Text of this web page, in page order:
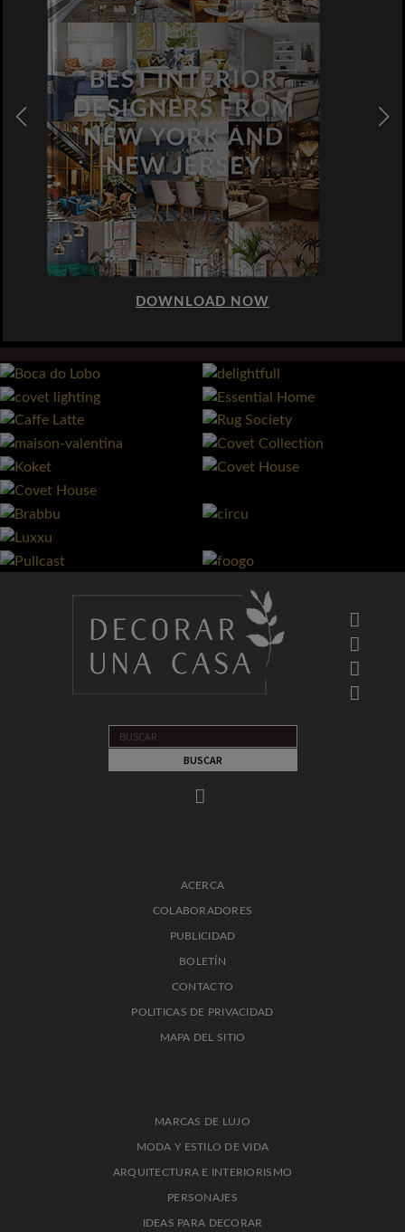
DOWNLOAD NOW
ACERCA
COLABORADORES
PUBLICIDAD
BOLETÍN
CONTACTO
POLITICAS DE PRIVACIDAD
MAPA DEL SITIO
MARCAS DE LUJO
MODA Y ESTILO DE VIDA
ARQUITECTURA E INTERIORISMO
PERSONAJES
IDEAS PARA DECORAR